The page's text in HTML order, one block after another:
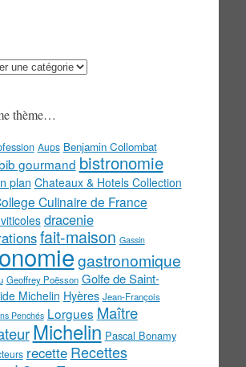
thème…
Aups Benjamin Collombat
gourmand bistronomie
plan Chateaux & Hotels Collection
Culinaire de France
dracenie
fait-maison Gassin
gastronomique
Geoffrey Poësson Golfe de Saint-
Michelin Hyères Jean-François
Penchés Lorgues Maître
Michelin Pascal Bonamy
recette Recettes